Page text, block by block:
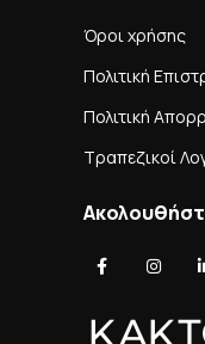
Όροι χρήσης
Πολιτική
Πολιτική
Τραπεζικοί